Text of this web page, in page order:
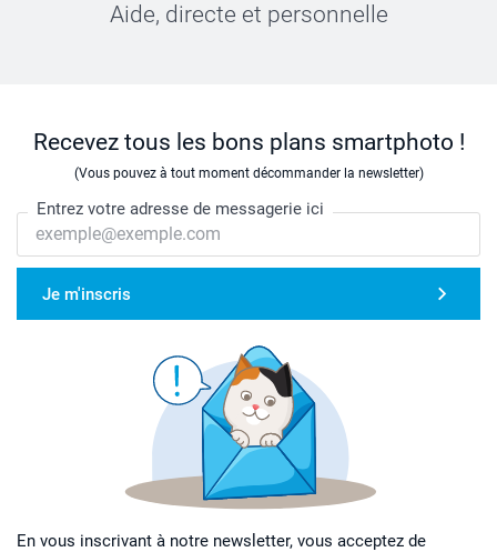
Aide, directe et personnelle
Recevez tous les bons plans smartphoto !
(Vous pouvez à tout moment décommander la newsletter)
Entrez votre adresse de messagerie ici
Je m'inscris
En vous inscrivant à notre newsletter, vous acceptez de